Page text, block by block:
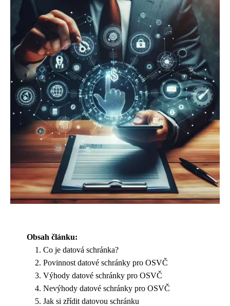
Obsah článku:
Co je datová schránka?
Povinnost datové schránky pro OSVČ
Výhody datové schránky pro OSVČ
Nevýhody datové schránky pro OSVČ
Jak si zřídit datovou schránku